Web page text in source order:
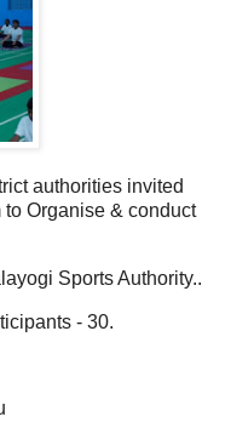
authorities invited
Organise & conduct
Sports Authority..
- 30.